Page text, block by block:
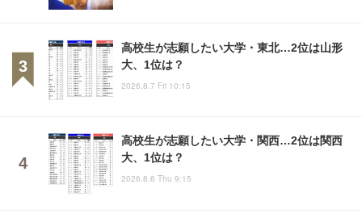
高校生が志願したい大学・東北…2位は山形
大、1位は？
2026.8.7 Fri 10:15
高校生が志願したい大学・関西…2位は関西
大、1位は？
2026.8.6 Thu 9:15